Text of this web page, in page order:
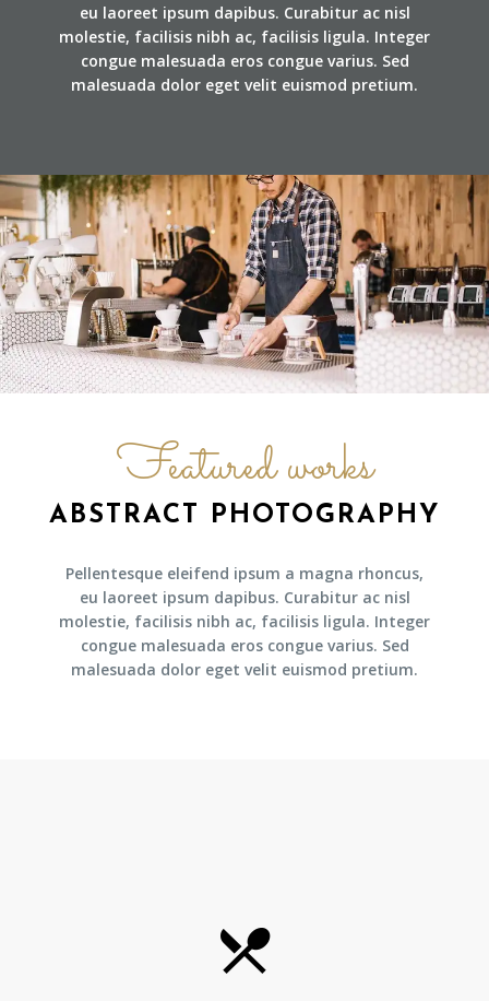
eu laoreet ipsum dapibus. Curabitur ac nisl
molestie, facilisis nibh ac, facilisis ligula. Integer
congue malesuada eros congue varius. Sed
malesuada dolor eget velit euismod pretium.
Featured works
ABSTRACT PHOTOGRAPHY
Pellentesque eleifend ipsum a magna rhoncus,
eu laoreet ipsum dapibus. Curabitur ac nisl
molestie, facilisis nibh ac, facilisis ligula. Integer
congue malesuada eros congue varius. Sed
malesuada dolor eget velit euismod pretium.